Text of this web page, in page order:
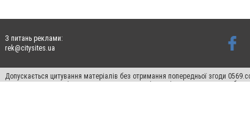
З питань реклами:
rek@citysites.ua
Допускається цитування матеріалів без отримання попередньої згоди
пошукових систем гіперпосилання на цитовані статті не нижче другого